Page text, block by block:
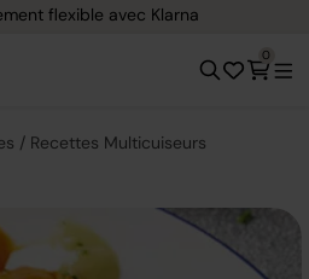
flexible avec Klarna
0
Recettes Multicuiseurs